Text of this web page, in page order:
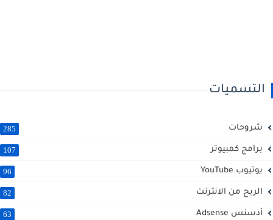
التسميات
شروحات 285
برامج كمبيوتر 107
يوتيوب YouTube 96
الربح من الانترنت 82
أدسنس Adsense 63